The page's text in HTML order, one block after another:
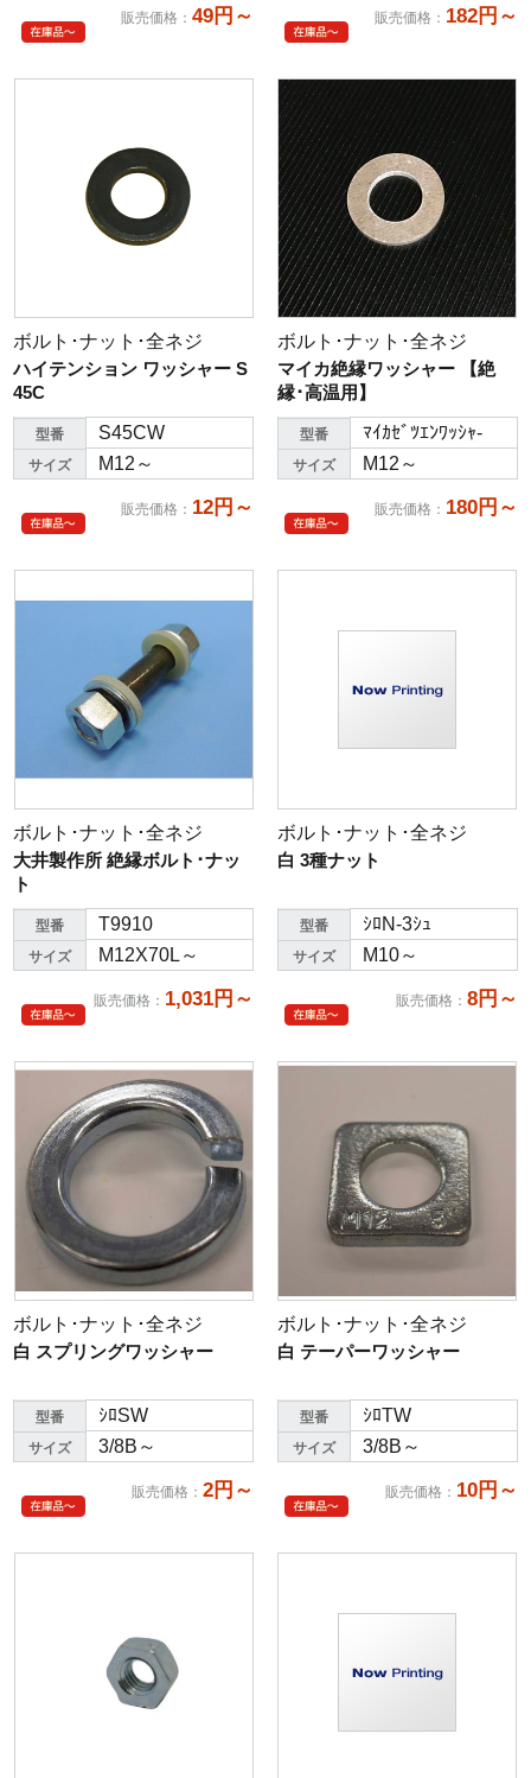
販売価格 ： 49円～ 販売価格 ： 182円～
ボルト･ナット･全ネジ
ハイテンション ワッシャー S
45C
型番 S45CW
サイズ M12～
販売価格 ： 12円～
ボルト･ナット･全ネジ
マイカ絶縁ワッシャー 【絶
縁･高温用】
型番 ﾏｲｶｾﾞﾂｴﾝﾜｯｼｬ-
サイズ M12～
販売価格 ： 180円～
ボルト･ナット･全ネジ
大井製作所 絶縁ボルト･ナッ
ト
型番 T9910
サイズ M12X70L～
販売価格 ： 1,031円～
ボルト･ナット･全ネジ
白 3種ナット
型番 ｼﾛN-3ｼｭ
サイズ M10～
販売価格 ： 8円～
ボルト･ナット･全ネジ
白 スプリングワッシャー
型番 ｼﾛSW
サイズ 3/8B～
販売価格 ： 2円～
ボルト･ナット･全ネジ
白 テーパーワッシャー
型番 ｼﾛTW
サイズ 3/8B～
販売価格 ： 10円～